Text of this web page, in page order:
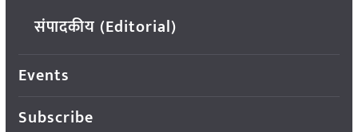
संपादकीय (Editorial)
Events
Subscribe